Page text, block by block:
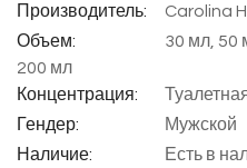
Производитель:
Carolina
Объем:
30 мл, 50
200 мл
Концентрация:
Гендер:
Мужской
Наличие:
Есть в